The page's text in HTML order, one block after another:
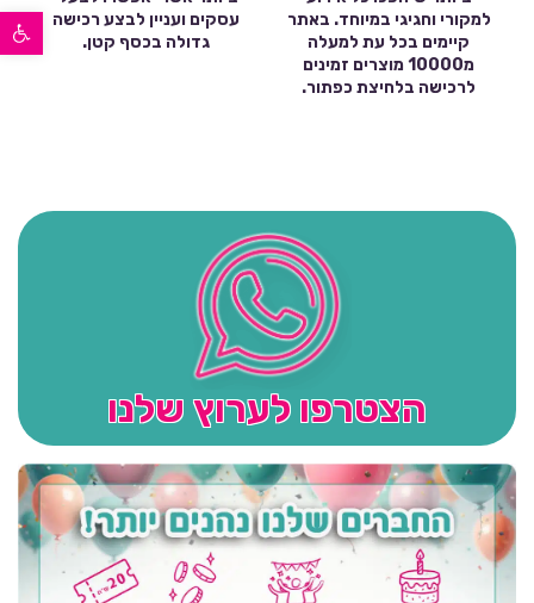
פתח סרגל נגישות
למקורי וחגיגי במיוחד. באתר
קיימים בכל עת למעלה
מ10000 מוצרים זמינים
לרכישה בלחיצת כפתור.
עסקים ועניין לבצע רכישה
גדולה בכסף קטן.
הצטרפו לערוץ שלנו